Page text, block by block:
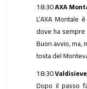
18:30AXA
L’AXA Montale
dove ha
Buon avvio, ma,
tosta del
18:30
Dopo il passo